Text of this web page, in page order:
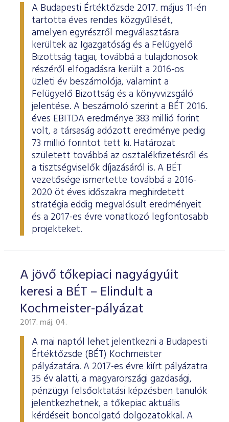
A Budapesti Értéktőzsde 2017. május 11-én
tartotta éves rendes közgyűlését,
amelyen egyrészről megválasztásra
kerültek az Igazgatóság és a Felügyelő
Bizottság tagjai, továbbá a tulajdonosok
részéről elfogadásra került a 2016-os
üzleti év beszámolója, valamint a
Felügyelő Bizottság és a könyvvizsgáló
jelentése. A beszámoló szerint a BÉT 2016.
éves EBITDA eredménye 383 millió forint
volt, a társaság adózott eredménye pedig
73 millió forintot tett ki. Határozat
született továbbá az osztalékfizetésről és
a tisztségviselők díjazásáról is. A BÉT
vezetősége ismertette továbbá a 2016-
2020 öt éves időszakra meghirdetett
stratégia eddig megvalósult eredményeit
és a 2017-es évre vonatkozó legfontosabb
projekteket.
A jövő tőkepiaci nagyágyúit
keresi a BÉT – Elindult a
Kochmeister-pályázat
2017. máj. 04.
A mai naptól lehet jelentkezni a Budapesti
Értéktőzsde (BÉT) Kochmeister
pályázatára. A 2017-es évre kiírt pályázatra
35 év alatti, a magyarországi gazdasági,
pénzügyi felsőoktatási képzésben tanulók
jelentkezhetnek, a tőkepiac aktuális
kérdéseit boncolgató dolgozatokkal. A